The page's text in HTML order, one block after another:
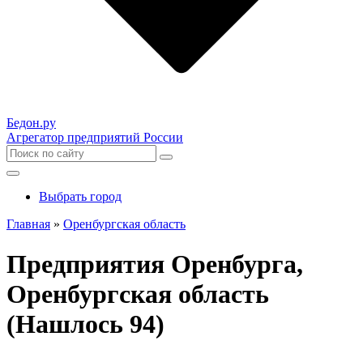
Бедон.ру
Агрегатор предприятий России
Выбрать город
Главная » Оренбургская область
Предприятия Оренбурга,
Оренбургская область
(Нашлось 94)